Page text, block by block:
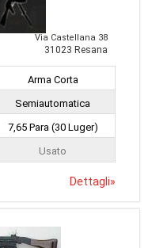
Via Castellana 38
31023 Resana
Arma Corta
Semiautomatica
7,65 Para (30 Luger)
Usato
Dettagli»